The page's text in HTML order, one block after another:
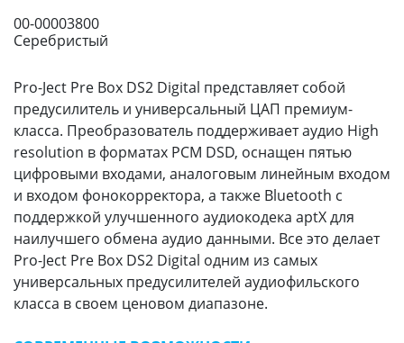
00-00003800
Серебристый
Pro-Ject Pre Box DS2 Digital представляет собой
предусилитель и универсальный ЦАП премиум-
класса. Преобразователь поддерживает аудио High
resolution в форматах PCM DSD, оснащен пятью
цифровыми входами, аналоговым линейным входом
и входом фонокорректора, а также Bluetooth с
поддержкой улучшенного аудиокодека aptX для
наилучшего обмена аудио данными. Все это делает
Pro-Ject Pre Box DS2 Digital одним из самых
универсальных предусилителей аудиофильского
класса в своем ценовом диапазоне.